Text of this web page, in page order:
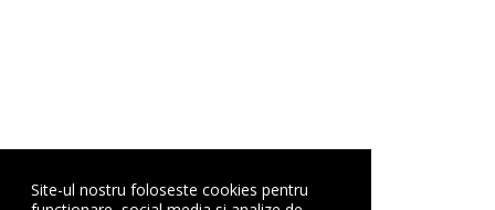
Site-ul nostru foloseste cookies pentru